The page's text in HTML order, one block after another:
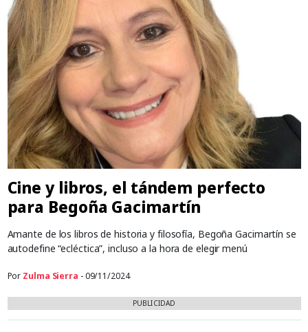
Cine y libros, el tándem perfecto
para Begoña Gacimartín
Amante de los libros de historia y filosofía, Begoña Gacimartín se
autodefine “ecléctica”, incluso a la hora de elegir menú
Por Zulma Sierra - 09/11/2024
PUBLICIDAD